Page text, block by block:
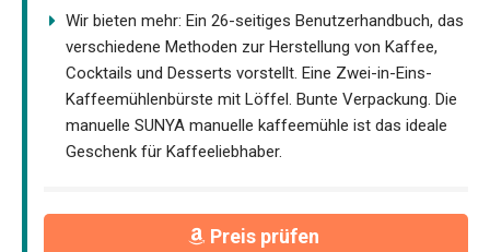
Wir bieten mehr: Ein 26-seitiges Benutzerhandbuch, das
verschiedene Methoden zur Herstellung von Kaffee,
Cocktails und Desserts vorstellt. Eine Zwei-in-Eins-
Kaffeemühlenbürste mit Löffel. Bunte Verpackung. Die
manuelle SUNYA manuelle kaffeemühle ist das ideale
Geschenk für Kaffeeliebhaber.
Preis prüfen